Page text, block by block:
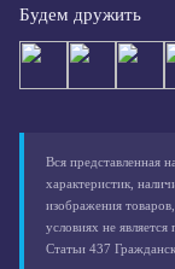
Будем дружить
Вся представленная
характеристик,
изображения
условиях не
Статьи 437